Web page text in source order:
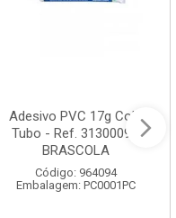
Adesivo PVC 17g Cola
Tubo - Ref. 3130009 -
BRASCOLA
Código: 964094
Embalagem: PC0001PC